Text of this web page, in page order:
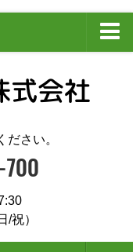
ださい。
/祝）